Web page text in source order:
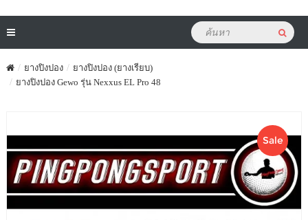
ยางปิงปอง
ยางปิงปอง (ยางเรียบ)
ยางปิงปอง Gewo รุ่น Nexxus EL Pro 48
Sale